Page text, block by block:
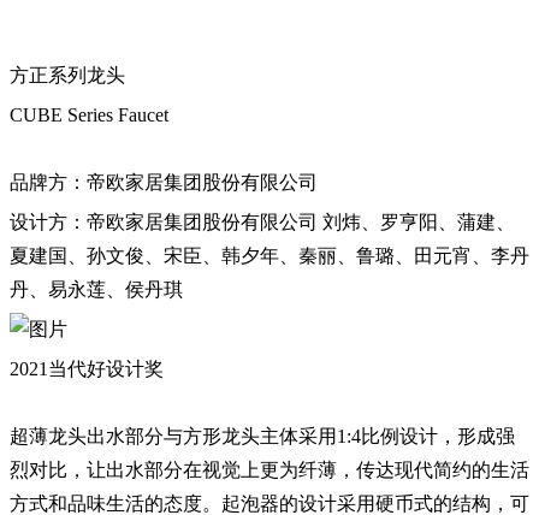
方正系列龙头
CUBE Series Faucet
品牌方：帝欧家居集团股份有限公司
设计方：帝欧家居集团股份有限公司 刘炜、罗亨阳、蒲建、
夏建国、孙文俊、宋臣、韩夕年、秦丽、鲁璐、田元宵、李丹
丹、易永莲、侯丹琪
2021当代好设计奖
超薄龙头出水部分与方形龙头主体采用1:4比例设计，形成强
烈对比，让出水部分在视觉上更为纤薄，传达现代简约的生活
方式和品味生活的态度。起泡器的设计采用硬币式的结构，可